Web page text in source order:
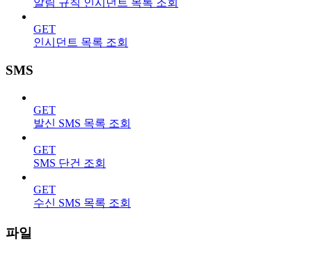
GET
인시던트 목록 조회
SMS
GET
발신 SMS 목록 조회
GET
SMS 단건 조회
GET
수신 SMS 목록 조회
파일